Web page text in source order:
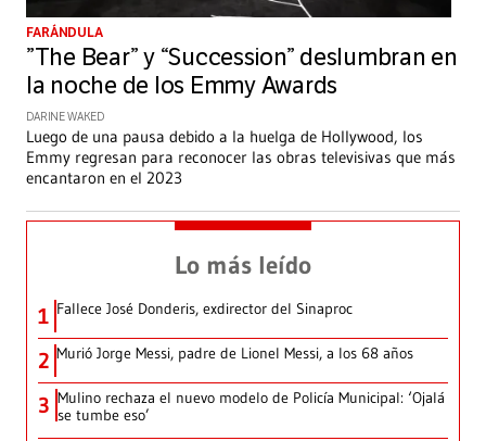
FARÁNDULA
”The Bear” y “Succession” deslumbran en
la noche de los Emmy Awards
DARINE WAKED
Luego de una pausa debido a la huelga de Hollywood, los
Emmy regresan para reconocer las obras televisivas que más
encantaron en el 2023
Lo más leído
1 Fallece José Donderis, exdirector del Sinaproc
2 Murió Jorge Messi, padre de Lionel Messi, a los 68 años
3 Mulino rechaza el nuevo modelo de Policía Municipal: ‘Ojalá
se tumbe eso’